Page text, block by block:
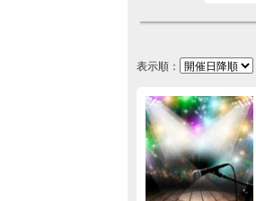
表示順：